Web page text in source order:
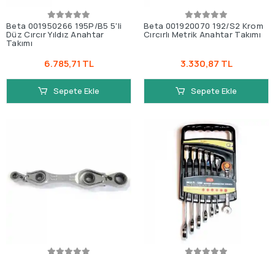
Beta 001950266 195P/B5 5'li
Düz Cırcır Yıldız Anahtar
Takımı
6.785,71 TL
Sepete Ekle
Beta 001920070 192/S2 Krom
Cırcırlı Metrik Anahtar Takımı
3.330,87 TL
Sepete Ekle